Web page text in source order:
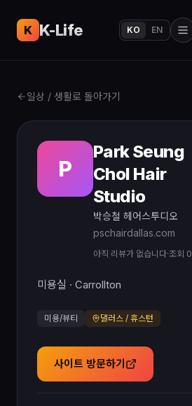
K K-Life KO EN
일상 / 생활로 돌아가기
P
Park Seung
Chol Hair
Studio
박승철 헤어스투디오
pschairdallas.com
아직 리뷰가 없습니다·조회 0
미용실 · Carrollton
미용/뷰티 댈러스 / 휴스턴
사이트 방문하기